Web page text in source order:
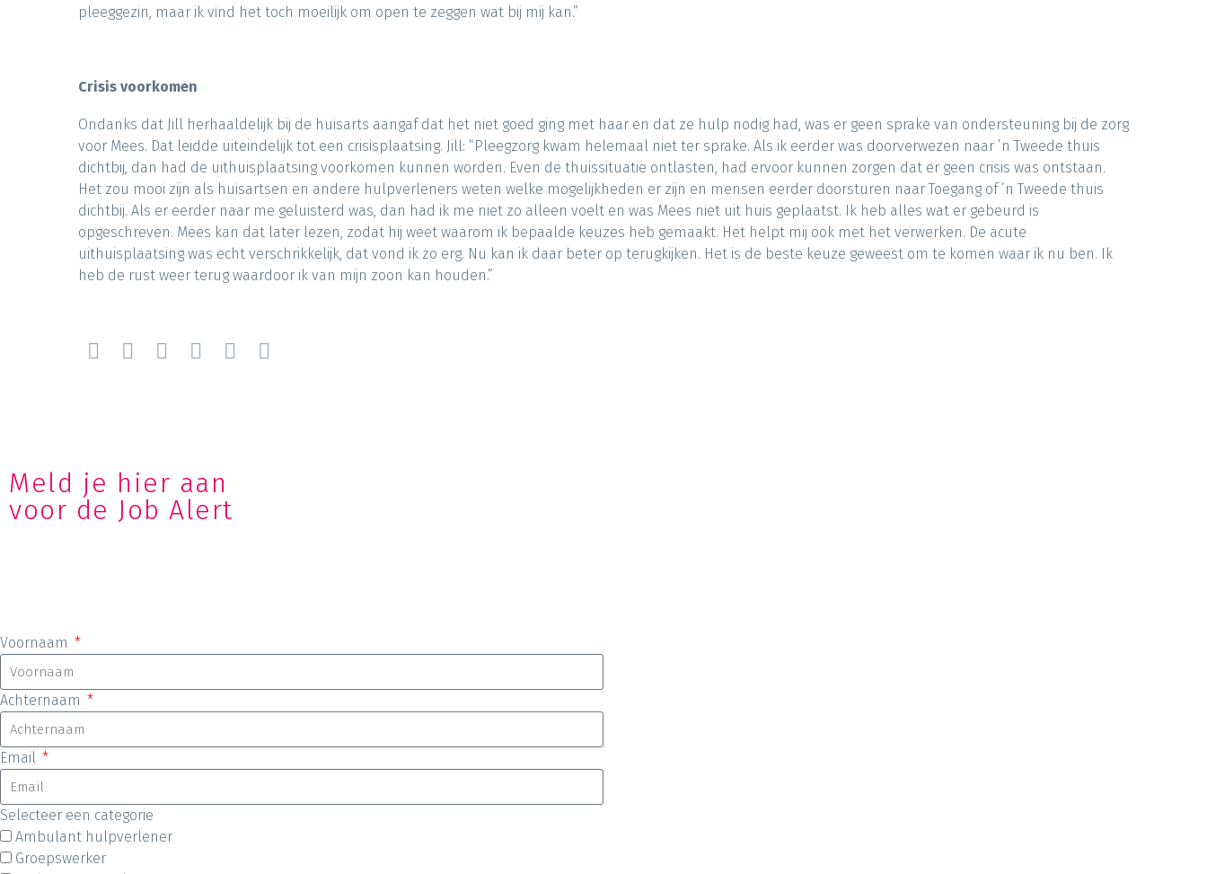
pleeggezin, maar ik vind het toch moeilijk om open te zeggen wat bij mij kan.”
Crisis voorkomen
Ondanks dat Jill herhaaldelijk bij de huisarts aangaf dat het niet goed ging met haar en dat ze hulp nodig had, was er geen sprake van ondersteuning bij de zorg
voor Mees. Dat leidde uiteindelijk tot een crisisplaatsing. Jill: “Pleegzorg kwam helemaal niet ter sprake. Als ik eerder was doorverwezen naar ’n Tweede thuis
dichtbij, dan had de uithuisplaatsing voorkomen kunnen worden. Even de thuissituatie ontlasten, had ervoor kunnen zorgen dat er geen crisis was ontstaan.
Het zou mooi zijn als huisartsen en andere hulpverleners weten welke mogelijkheden er zijn en mensen eerder doorsturen naar Toegang of ’n Tweede thuis
dichtbij. Als er eerder naar me geluisterd was, dan had ik me niet zo alleen voelt en was Mees niet uit huis geplaatst. Ik heb alles wat er gebeurd is
opgeschreven. Mees kan dat later lezen, zodat hij weet waarom ik bepaalde keuzes heb gemaakt. Het helpt mij ook met het verwerken. De acute
uithuisplaatsing was echt verschrikkelijk, dat vond ik zo erg. Nu kan ik daar beter op terugkijken. Het is de beste keuze geweest om te komen waar ik nu ben. Ik
heb de rust weer terug waardoor ik van mijn zoon kan houden.”
Meld je hier aan
voor de Job Alert
Voornaam
Achternaam
Email
Selecteer een categorie
Ambulant hulpverlener
Groepswerker